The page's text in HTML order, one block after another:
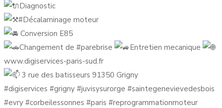
Diagnostic
#Décalaminage moteur
Conversion E85
Changement de #parebrise
Entretien mecanique
www.digiservices-paris-sud.fr
3 rue des batisseurs 91350 Grigny
#digiservices #grigny #juvisysurorge #saintegenevievedesbois
#evry #corbeilessonnes #paris #reprogrammationmoteur